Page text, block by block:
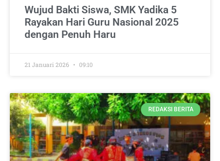
Wujud Bakti Siswa, SMK Yadika 5
Rayakan Hari Guru Nasional 2025
dengan Penuh Haru
21 Januari 2026 09:10
REDAKSI BERITA